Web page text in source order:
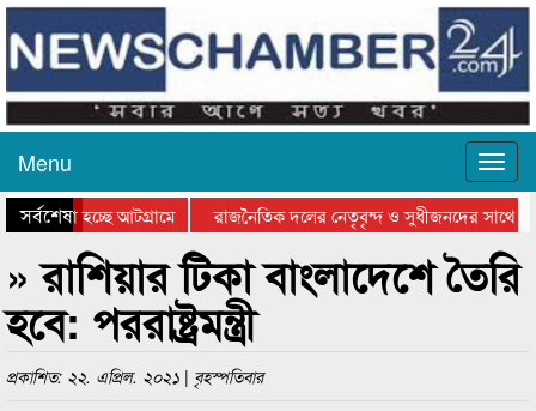
Menu
সর্বশেষ
যাওয়া হচ্ছে আটগ্রামে
রাজনৈতিক দলের নেতৃবৃন্দ ও সুধীজনদের সাথে
পুরস্কার বিতরণ সম্পন্ন
সিলেটে বাংলাদেশ গ্রুপ থিয়েটার ফেডারেশানের
» রাশিয়ার টিকা বাংলাদেশে তৈরি
হবে: পররাষ্ট্রমন্ত্রী
প্রকাশিত: ২২. এপ্রিল. ২০২১ | বৃহস্পতিবার